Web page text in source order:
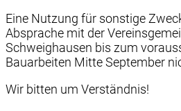
Eine Nutzung für sonstige
Absprache mit der
Schweighausen bis zum
Bauarbeiten Mitte September
Wir bitten um Verständnis!